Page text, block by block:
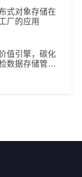
式对象存储在
厂的应用
值引擎，碳化
数据存储管理